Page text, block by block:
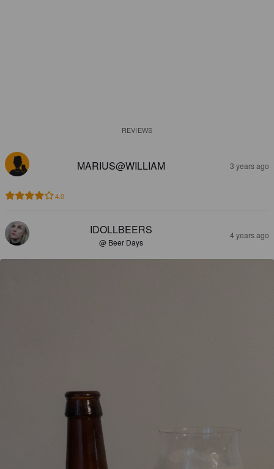
REVIEWS
MARIUS@WILLIAM 3 years ago
4.0
IDOLLBEERS
@ Beer Days
4 years ago